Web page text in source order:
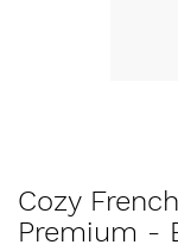
Anfang
der
Cozy
Premium -